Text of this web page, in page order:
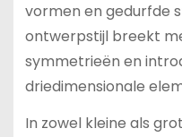
vormen en gedurfde
ontwerpstijl breekt
symmetrieën en
driedimensionale
In zowel kleine als